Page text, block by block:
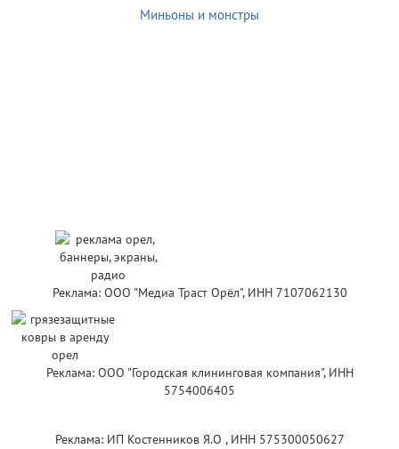
Миньоны и монстры
Реклама: ООО "Медиа Траст Орёл", ИНН 7107062130
Реклама: ООО "Городская клининговая компания", ИНН
5754006405
Реклама: ИП Костенников Я.О , ИНН 575300050627